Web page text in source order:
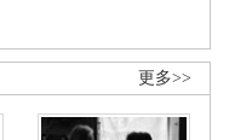
更多>>